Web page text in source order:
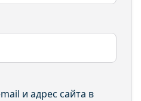
и адрес сайта в